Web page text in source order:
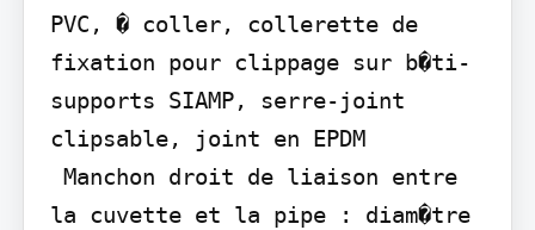
PVC, � coller, collerette de
fixation pour clippage sur b�ti-
supports SIAMP, serre-joint
clipsable, joint en EPDM
la cuvette et la pipe : diam�tre